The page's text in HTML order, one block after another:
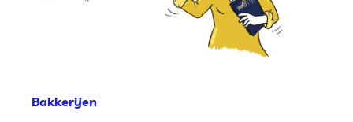
Bakkerijen